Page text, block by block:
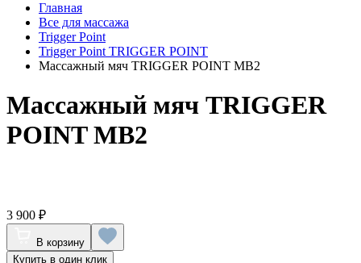
Главная
Все для массажа
Trigger Point
Trigger Point TRIGGER POINT
Массажный мяч TRIGGER POINT MB2
Массажный мяч TRIGGER
POINT MB2
3 900 ₽
В корзину
Купить в один клик